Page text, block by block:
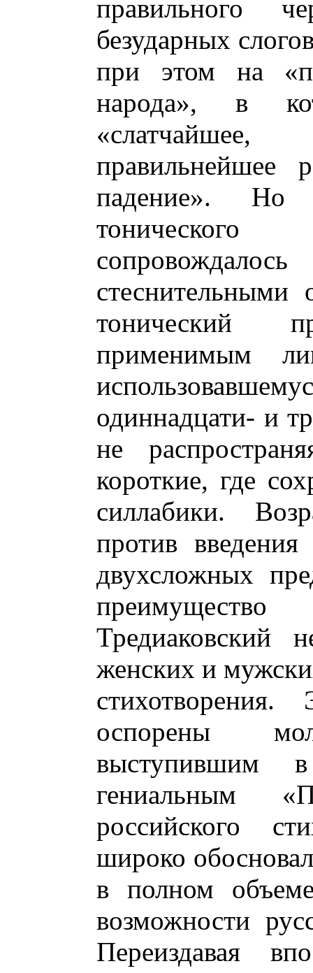
правильного
безударных
при этом на
народа», в
правильнейшее
падение». Но
стеснительными
тонический
применимым
одиннадцати- и
не
короткие, где
силлабики.
против
двухсложных
Тредиаковский
женских и
оспорены
гениальным
российского
широко
в полном
возможности
Переиздавая